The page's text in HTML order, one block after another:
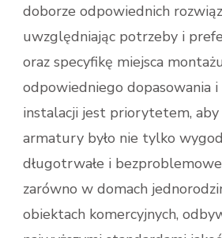
doborze odpowiednich
uwzględniając potrzeby i
oraz specyfikę miejsca
odpowiedniego dopasowania
instalacji jest priorytetem,
armatury było nie tylko
długotrwałe i
zarówno w domach
obiektach komercyjnych,